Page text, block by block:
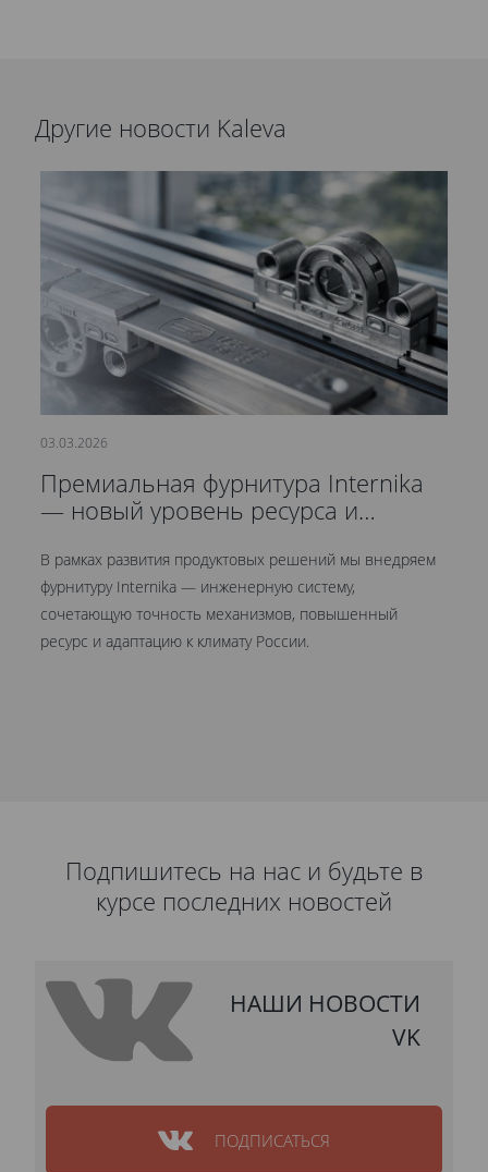
Другие новости Kaleva
03.03.2026
Премиальная фурнитура Internika
— новый уровень ресурса и
В рамках развития продуктовых решений мы внедряем
фурнитуру Internika — инженерную систему,
сочетающую точность механизмов, повышенный
ресурс и адаптацию к климату России.
Подпишитесь на нас и будьте в
курсе последних новостей
НАШИ НОВОСТИ
VK
ПОДПИСАТЬСЯ